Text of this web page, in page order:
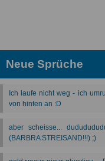
Neue Sprüche